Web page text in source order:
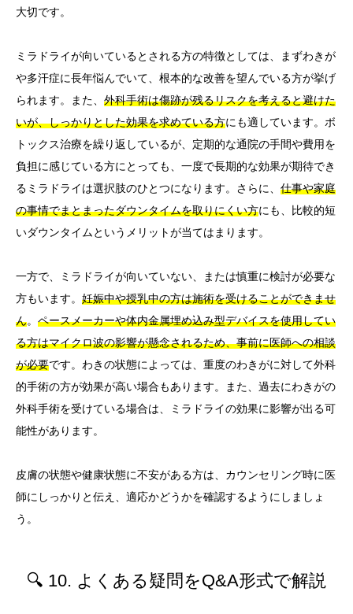
大切です。
ミラドライが向いているとされる方の特徴としては、まずわきが
や多汗症に長年悩んでいて、根本的な改善を望んでいる方が挙げ
られます。また、 外科手術は傷跡が残るリスクを考えると避けた
いが、しっかりとした効果を求めている方にも適しています。ボ
トックス治療を繰り返しているが、定期的な通院の手間や費用を
負担に感じている方にとっても、一度で長期的な効果が期待でき
るミラドライは選択肢のひとつになります。さらに、 仕事や家庭
の事情でまとまったダウンタイムを取りにくい方にも、比較的短
いダウンタイムというメリットが当てはまります。
一方で、ミラドライが向いていない、または慎重に検討が必要な
方もいます。 妊娠中や授乳中の方は施術を受けることができませ
ん。 ペースメーカーや体内金属埋め込み型デバイスを使用してい
る方はマイクロ波の影響が懸念されるため、事前に医師への相談
が必要です。わきの状態によっては、重度のわきがに対して外科
的手術の方が効果が高い場合もあります。また、過去にわきがの
外科手術を受けている場合は、ミラドライの効果に影響が出る可
能性があります。
皮膚の状態や健康状態に不安がある方は、カウンセリング時に医
師にしっかりと伝え、適応かどうかを確認するようにしましょ
う。
🔍 10. よくある疑問をQ&A形式で解説